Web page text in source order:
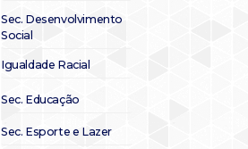
Sec. Desenvolvimento
Social
Igualdade Racial
Sec. Educação
Sec. Esporte e Lazer